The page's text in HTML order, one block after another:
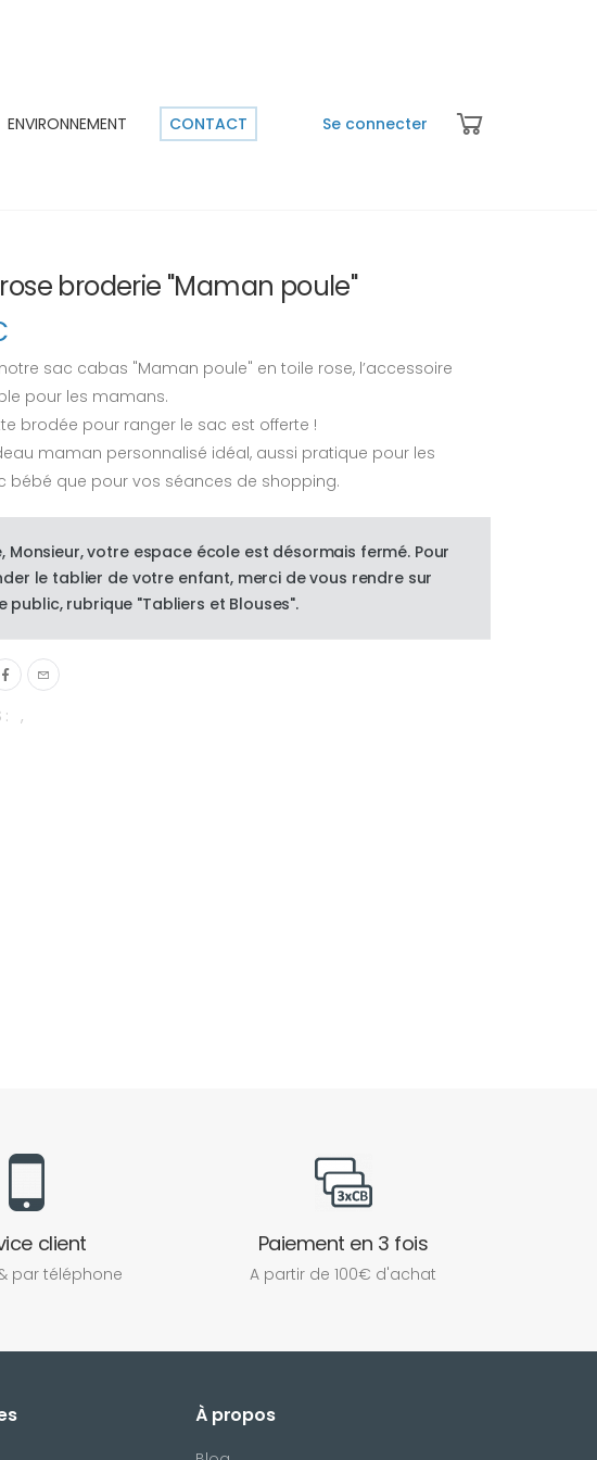
ENVIRONNEMENT CONTACT Se connecter
broderie "Maman poule"
sac cabas "Maman poule" en toile rose, l’accessoire
pour les mamans.
brodée pour ranger le sac est offerte !
maman personnalisé idéal, aussi pratique pour les
bébé que pour vos séances de shopping.
Monsieur, votre espace école est désormais fermé. Pour
le tablier de votre enfant, merci de vous rendre sur
public, rubrique "Tabliers et Blouses".
:
,
client
par téléphone
Paiement en 3 fois
A partir de 100€ d'achat
À propos